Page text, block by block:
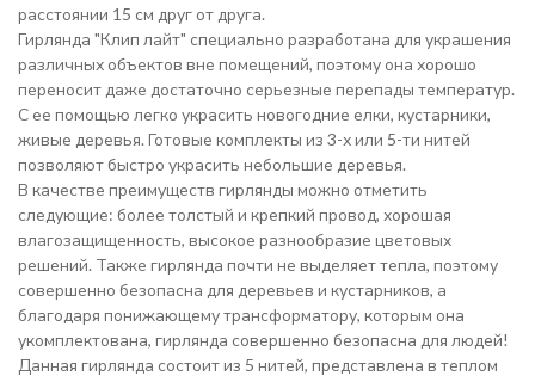
расстоянии 15 см друг от друга.
Гирлянда "Клип лайт" специально разработана для украшения
различных объектов вне помещений, поэтому она хорошо
переносит даже достаточно серьезные перепады температур.
С ее помощью легко украсить новогодние елки, кустарники,
живые деревья. Готовые комплекты из 3-х или 5-ти нитей
позволяют быстро украсить небольшие деревья.
В качестве преимуществ гирлянды можно отметить
следующие: более толстый и крепкий провод, хорошая
влагозащищенность, высокое разнообразие цветовых
решений. Также гирлянда почти не выделяет тепла, поэтому
совершенно безопасна для деревьев и кустарников, а
благодаря понижающему трансформатору, которым она
укомплектована, гирлянда совершенно безопасна для людей!
Данная гирлянда состоит из 5 нитей, представлена в теплом